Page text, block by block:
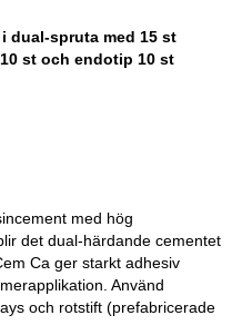
dual-spruta med 15 st
st och endotip 10 st
med hög
det dual-härdande cementet
Ca ger starkt adhesiv
Använd
och rotstift (prefabricerade